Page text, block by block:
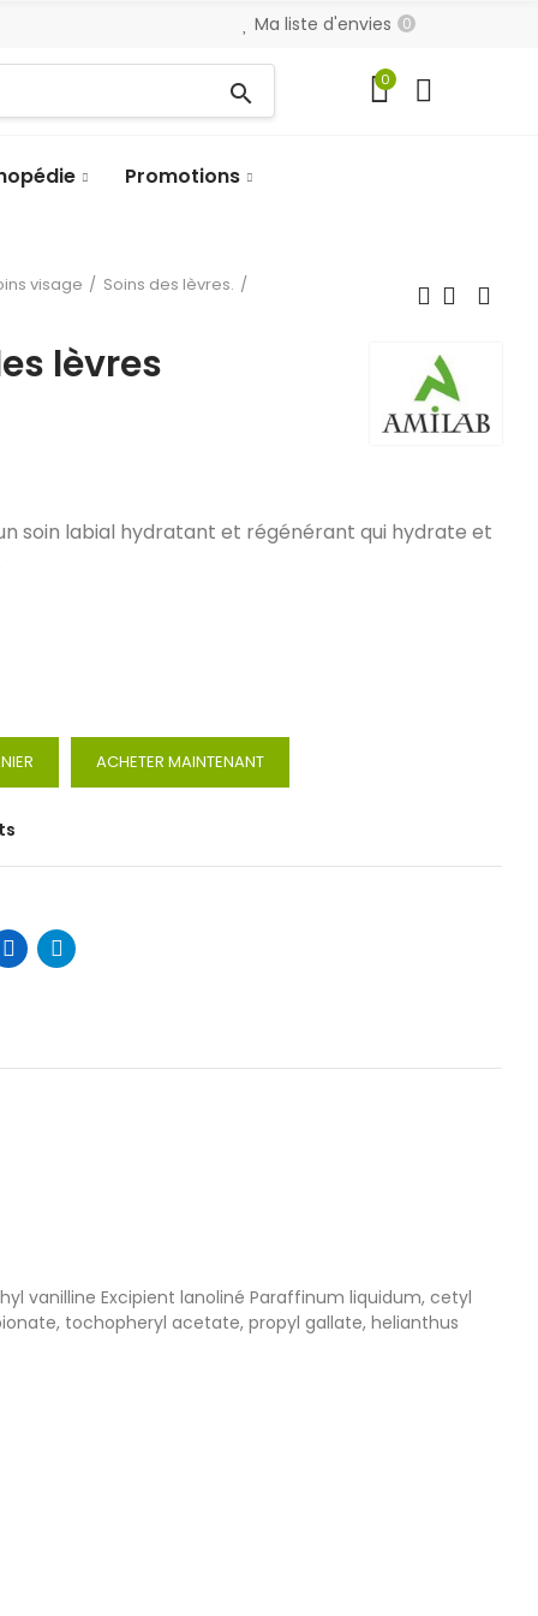
Ma liste d'envies 0
search 0
Promotions
visage Soins des lèvres.
lèvres
soin labial hydratant et régénérant qui hydrate et
ACHETER MAINTENANT
vanilline Excipient lanoliné Paraffinum liquidum, cetyl
tochopheryl acetate, propyl gallate, helianthus